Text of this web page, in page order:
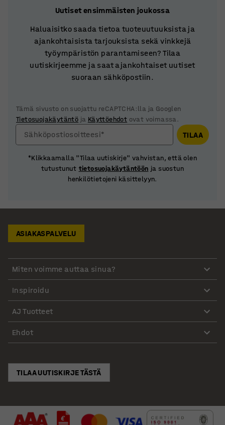
Uutiset ensimmäisten joukossa
Haluaisitko saada tietoa tuoteuutuuksista ja
ajankohtaisista tarjouksista sekä vinkkejä
työympäristön parantamiseen? Tilaa
uutiskirjeemme ja saat ajankohtaiset uutiset
suoraan sähköpostiin.
Tämä sivusto on suojattu reCAPTCHA:lla ja Googlen
Tietosuojakäytäntö ja Käyttöehdot ovat voimassa.
Sähköpostiosoitteesi* TILAA
*Klikkaamalla "Tilaa uutiskirje" vahvistan, että olen
tutustunut tietosuojakäytäntöön ja suostun
henkilötietojeni käsittelyyn.
ASIAKASPALVELU
Miten voimme auttaa sinua?
Inspiroidu
AJ Tuotteet
Ehdot
TILAA UUTISKIRJE TÄSTÄ